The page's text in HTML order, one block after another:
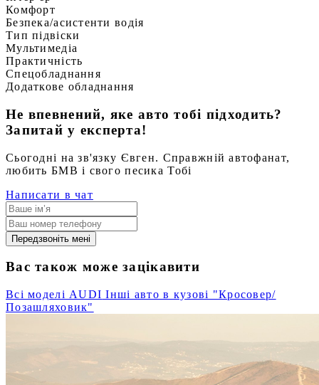
Комфорт
Безпека/асистенти водія
Тип підвіски
Мультимедіа
Практичність
Спецобладнання
Додаткове обладнання
Не впевнений, яке авто тобі підходить?
Запитай у експерта!
Сьогодні на зв'язку Євген. Справжній автофанат,
любить БМВ і свого песика Тобі
Написати в чат
Передзвоніть мені
Вас також може зацікавити
Всі моделі AUDI Інші авто в кузові "Кросовер/
Позашляховик"